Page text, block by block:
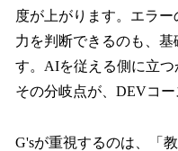
度が上がります。エラ
力を判断できるのも、
す。AIを従える側に立つ
その分岐点が、DEVコー
G'sが重視するのは、「